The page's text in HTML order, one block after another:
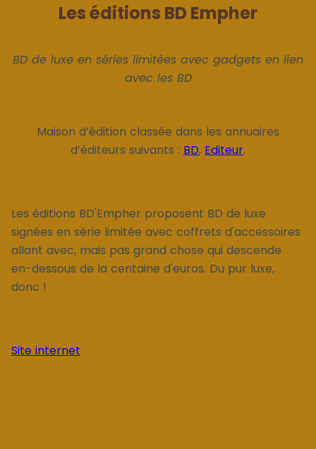
Les éditions BD Empher
BD de luxe en séries limitées avec gadgets en lien
avec les BD
Maison d’édition classée dans les annuaires
d’éditeurs suivants : BD, Editeur.
Les éditions BD'Empher proposent BD de luxe
signées en série limitée avec coffrets d'accessoires
allant avec, mais pas grand chose qui descende
en-dessous de la centaine d'euros. Du pur luxe,
donc !
Site internet